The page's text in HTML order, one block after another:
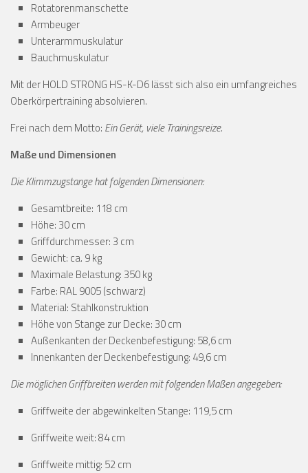
Rotatorenmanschette
Armbeuger
Unterarmmuskulatur
Bauchmuskulatur
Mit der HOLD STRONG HS-K-D6 lässt sich also ein umfangreiches
Oberkörpertraining absolvieren.
Frei nach dem Motto: Ein Gerät, viele Trainingsreize.
Maße und Dimensionen
Die Klimmzugstange hat folgenden Dimensionen:
Gesamtbreite: 118 cm
Höhe: 30 cm
Griffdurchmesser: 3 cm
Gewicht: ca. 9 kg
Maximale Belastung: 350 kg
Farbe: RAL 9005 (schwarz)
Material: Stahlkonstruktion
Höhe von Stange zur Decke: 30 cm
Außenkanten der Deckenbefestigung: 58,6 cm
Innenkanten der Deckenbefestigung: 49,6 cm
Die möglichen Griffbreiten werden mit folgenden Maßen angegeben:
Griffweite der abgewinkelten Stange: 119,5 cm
Griffweite weit: 84 cm
Griffweite mittig: 52 cm